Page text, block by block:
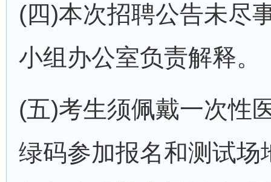
(四)本次招聘公告未尽
小组办公室负责解释。
(五)考生须佩戴一次性
绿码参加报名和测试